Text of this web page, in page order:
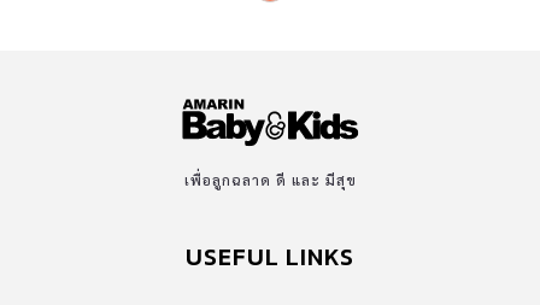
เพื่อลูกฉลาด ดี และ มีสุข
USEFUL LINKS